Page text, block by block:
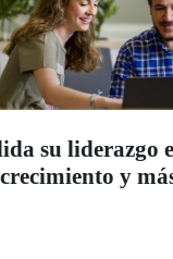
su liderazgo
y